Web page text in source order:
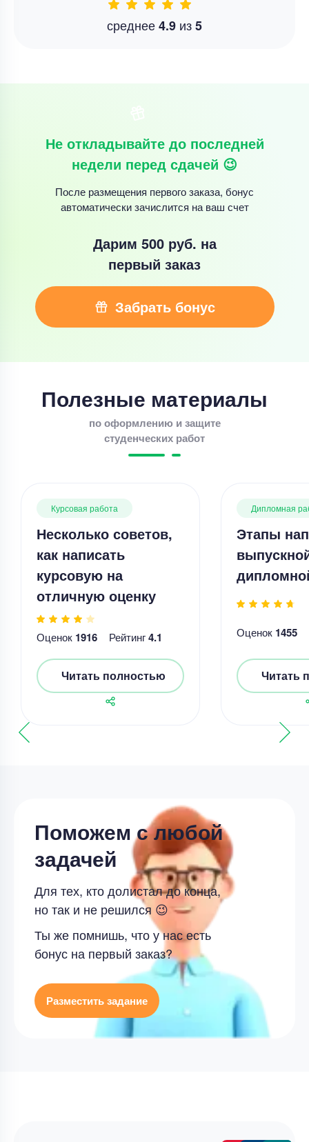
среднее4.9 из5
Не откладывайте до последней
недели перед сдачей 😉
После размещения первого заказа, бонус
автоматически зачислится на ваш счет
Дарим 500 руб. на
первый заказ
Забрать бонус
Полезные материалы
по оформлению и защите
студенческих работ
Курсовая работа
Несколько советов,
как написать
курсовую на
отличную оценку
Оценок 1916 Рейтинг4.1
Читать полностью
Дипломная
Этапы
Оценок 1455
Читать
Поможем с любой
задачей
Для тех, кто долистал до конца,
но так и не решился 😉
Ты же помнишь, что у нас есть
бонус на первый заказ?
Разместить задание